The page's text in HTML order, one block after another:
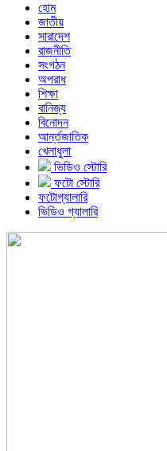
হোম
জাতীয়
সারাদেশ
রাজনীতি
সংগঠন
অপরাধ
শিক্ষা
বানিজ্য
বিনোদন
আর্ন্তজাতিক
খেলাধুলা
ভিডিও স্টোরি
ফটো স্টোরি
ফটোগ্যালারি
ভিডিও গ্যালারি